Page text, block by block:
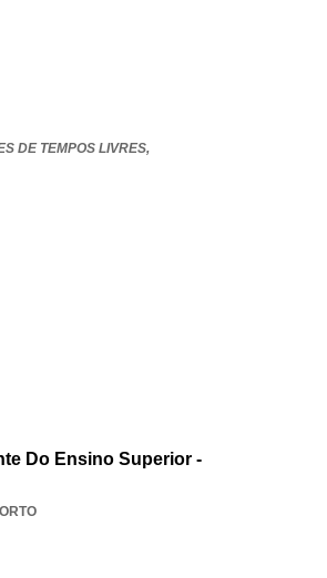
DE TEMPOS LIVRES,
Do Ensino Superior -